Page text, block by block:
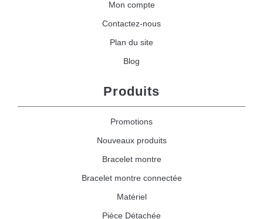
Mon compte
Contactez-nous
Plan du site
Blog
Produits
Promotions
Nouveaux produits
Bracelet montre
Bracelet montre connectée
Matériel
Pièce Détachée